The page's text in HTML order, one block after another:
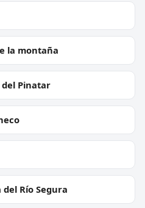
la montaña
del Pinatar
Río Segura